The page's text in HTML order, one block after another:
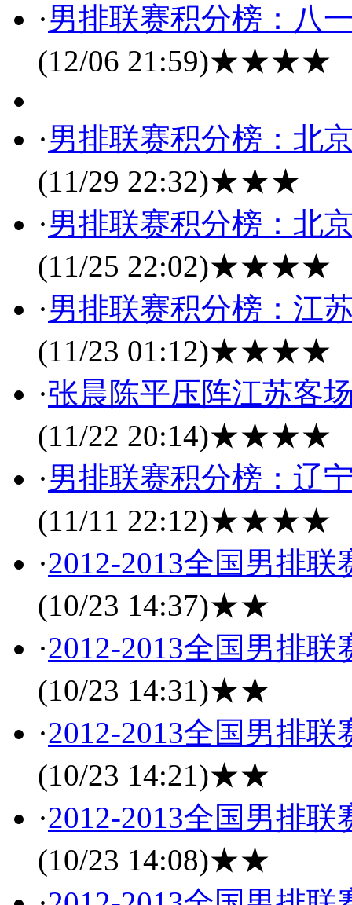
·男排联赛积分榜：八
(12/06 21:59)★★★★
·男排联赛积分榜：北
(11/29 22:32)★★★
·男排联赛积分榜：北
(11/25 22:02)★★★★
·男排联赛积分榜：江
(11/23 01:12)★★★★
·张晨陈平压阵江苏客
(11/22 20:14)★★★★
·男排联赛积分榜：辽
(11/11 22:12)★★★★
·2012-2013全国男排
(10/23 14:37)★★
·2012-2013全国男排
(10/23 14:31)★★
·2012-2013全国男排
(10/23 14:21)★★
·2012-2013全国男排
(10/23 14:08)★★